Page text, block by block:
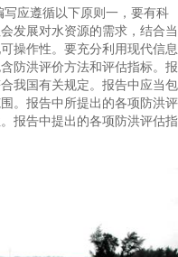
写应遵循以下原则一，要有科
发展对水资源的需求，结合当
操作性。要充分利用现代信息
防洪评价方法和评估指标。报
我国有关规定。报告中应当包
。报告中所提出的各项防洪评
报告中提出的各项防洪评估指